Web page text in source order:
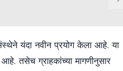
यंदा नवीन प्रयोग केला आहे. या
तसेच ग्राहकांच्या मागणीनुसार